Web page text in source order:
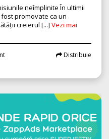
neîmplinite În ultimii
promovate ca un
creierul [...] Vezi mai
Distribuie